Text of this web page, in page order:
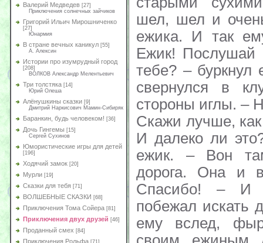
Валерий Медведев [27]
Приключения солнечных зайчиков
Григорий Ильич Мирошниченко
[27]
Юнармия
В стране вечных каникул [55]
А. Алексин
Истории про изумрудный город
[208]
ВОЛКОВ Александр Мелентьевич
Три толстяка [14]
Юрий Олеша
Алёнушкины сказки [9]
Дмитрий Наркисович Мамин-Сибиряк
Баранкин, будь человеком! [36]
Дочь Гингемы [15]
Сергей Сухинов
Юмористические игры для детей
[196]
Ходячий замок [20]
Мурли [19]
Сказки для тебя [71]
ВОЛШЕБНЫЕ СКАЗКИ [68]
Приключения Тома Сойера [81]
Приключения двух друзей [46]
Проданный смех [84]
Приключения Рольфа [71]
шел, шел и
ежика. И так
Ежик! Послушай
тебе? – буркнул
свернулся в
стороны иглы. –
Скажи лучше,
И далеко ли
ежик. – Вон
дорога. Она и
Спасибо! – И
побежал искать
ему вслед,